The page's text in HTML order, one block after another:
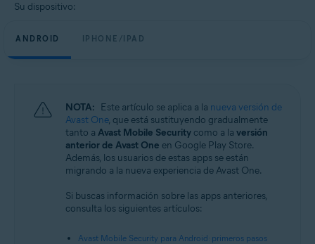
Avast One
Su dispositivo:
ANDROID IPHONE/IPAD
NOTA: Este artículo se aplica a la nueva versión de
Avast One, que está sustituyendo gradualmente
tanto a Avast Mobile Security como a la versión
anterior de Avast One en Google Play Store.
Además, los usuarios de estas apps se están
migrando a la nueva experiencia de Avast One.
Si buscas información sobre las apps anteriores,
consulta los siguientes artículos:
Avast Mobile Security para Android: primeros pasos